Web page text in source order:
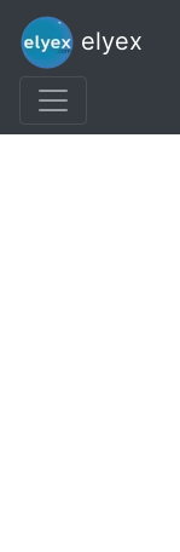
elyex